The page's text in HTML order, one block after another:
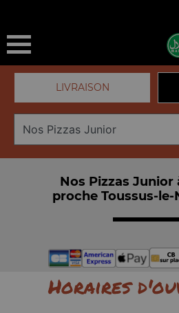
LIVRAISON
Nos Pizzas
proche Toussus-le-
Horaires